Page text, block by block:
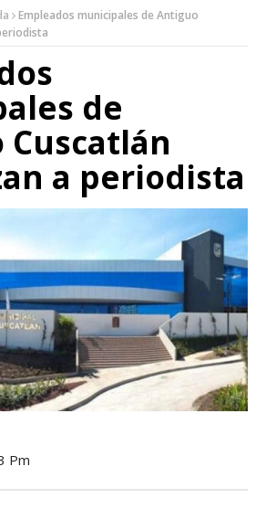
Empleados municipales de Antiguo
de
a periodista
Pm